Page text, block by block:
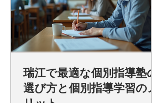
瑞江で最適な個別指導塾の
選び方と個別指導学習のメ